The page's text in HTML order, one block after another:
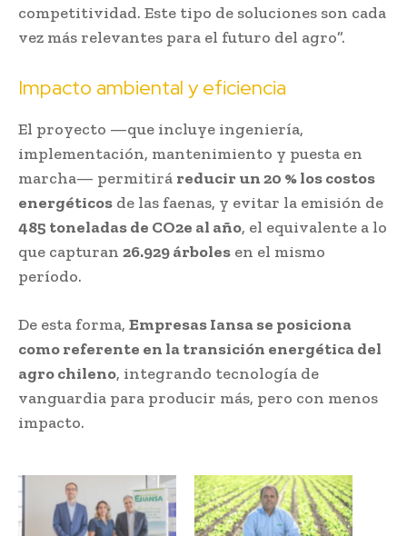
competitividad. Este tipo de soluciones son cada
vez más relevantes para el futuro del agro”.
Impacto ambiental y eficiencia
El proyecto —que incluye ingeniería,
implementación, mantenimiento y puesta en
marcha— permitirá reducir un 20 % los costos
energéticos de las faenas, y evitar la emisión de
485 toneladas de CO2e al año, el equivalente a lo
que capturan 26.929 árboles en el mismo
período.
De esta forma, Empresas Iansa se posiciona
como referente en la transición energética del
agro chileno, integrando tecnología de
vanguardia para producir más, pero con menos
impacto.